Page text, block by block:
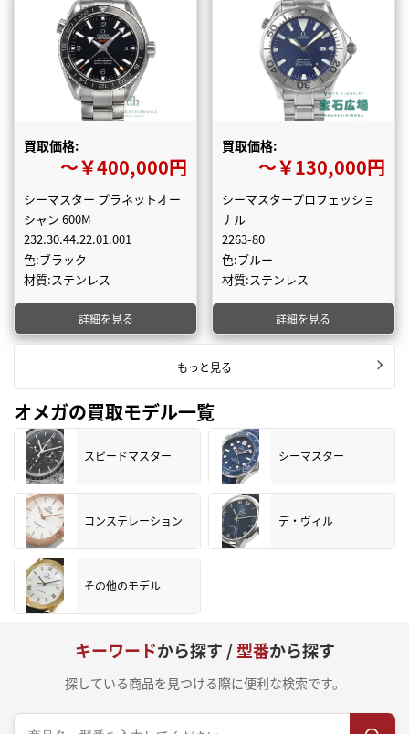
買取価格:
〜￥400,000円
シーマスター プラネットオー
シャン 600M
232.30.44.22.01.001
色:ブラック
材質:ステンレス
詳細を見る
買取価格:
〜￥130,000円
シーマスタープロフェッショ
ナル
2263-80
色:ブルー
材質:ステンレス
詳細を見る
もっと見る
オメガの買取モデル一覧
スピードマスター シーマスター
コンステレーション デ・ヴィル
その他のモデル
キーワードから探す /型番から探す
探している商品を見つける際に便利な検索です。